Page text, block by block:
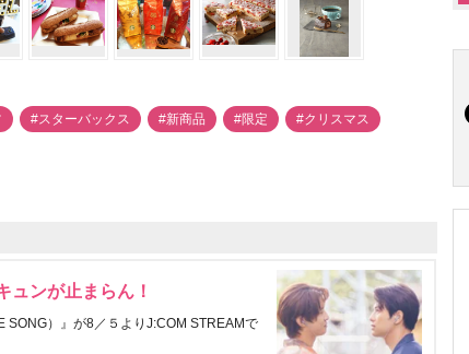
#スターバックス #新商品 #限定 #クリスマス
ュンが止まらん！
SONG）』が8／５よりJ:COM STREAMで